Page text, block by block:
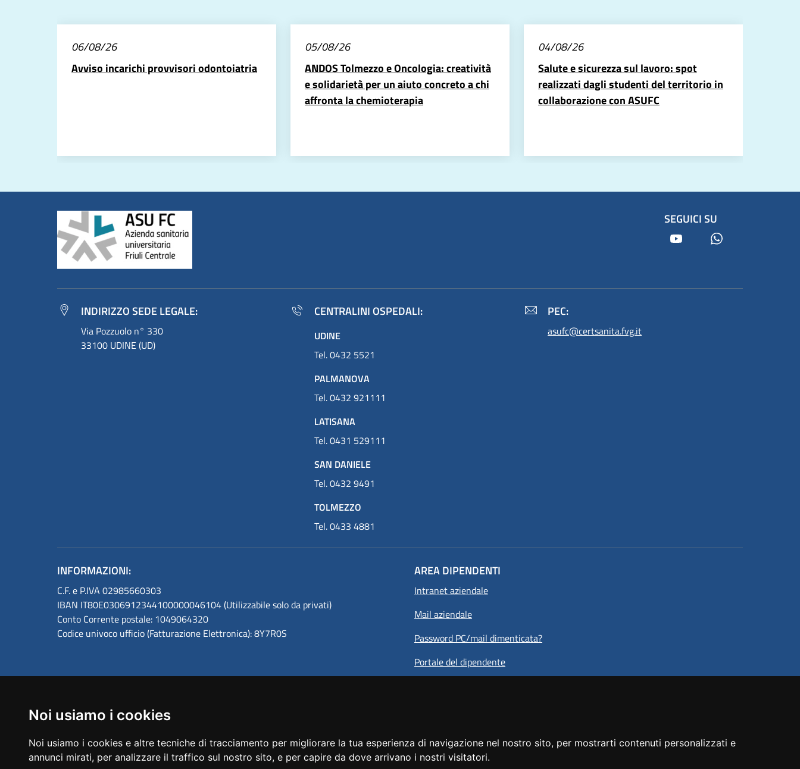
Noi usiamo i cookies
Noi usiamo i cookies e altre tecniche di tracciamento per migliorare la tua esperienza di navigazione nel nostro sito, per mostrarti contenuti personalizzati e
annunci mirati, per analizzare il traffico sul nostro sito, e per capire da dove arrivano i nostri visitatori.
06/08/26
Avviso incarichi provvisori odontoiatria
05/08/26
ANDOS Tolmezzo e Oncologia: creatività
e solidarietà per un aiuto concreto a chi
affronta la chemioterapia
04/08/26
Salute e sicurezza sul lavoro: spot
realizzati dagli studenti del territorio in
collaborazione con ASUFC
SEGUICI SU
Youtube
INDIRIZZO SEDE LEGALE:
Via Pozzuolo n° 330
33100 UDINE (UD)
CENTRALINI OSPEDALI:
UDINE
Tel. 0432 5521
PALMANOVA
Tel. 0432 921111
LATISANA
Tel. 0431 529111
SAN DANIELE
Tel. 0432 9491
TOLMEZZO
Tel. 0433 4881
PEC:
asufc@certsanita.fvg.it
INFORMAZIONI:
C.F. e P.IVA 02985660303
IBAN IT80E0306912344100000046104 (Utilizzabile solo da privati)
Conto Corrente postale: 1049064320
Codice univoco ufficio (Fatturazione Elettronica): 8Y7R0S
AREA DIPENDENTI
Intranet aziendale
Mail aziendale
Password PC/mail dimenticata?
Portale del dipendente
Amministrazione trasparente